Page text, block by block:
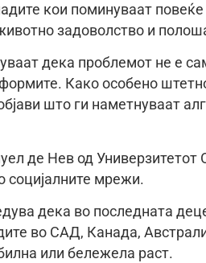
кои поминуваат
задоволство и
дека проблемот не е
Како особено
што ги наметнуваат
де Нев од
социјалните мрежи.
дека во последната
во САД, Канада,
или бележела раст.